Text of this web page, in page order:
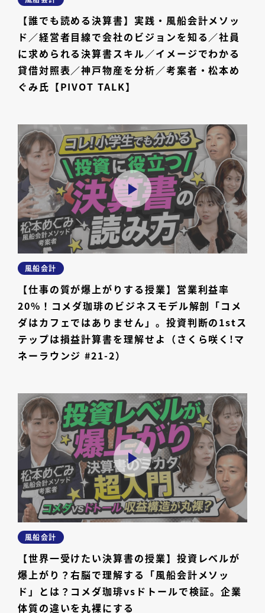
【誰でも読める決算書】実践・風船会計メソッ
ド／経営者目線で会社のビジョンを知る／社員
に求められる決算書スキル／イメージでわかる
貸借対照表／神戸物産を分析／考案者・松本め
ぐみ氏【PIVOT TALK】
風船会計
【仕事の質が爆上がりする授業】営業利益率
20%！コメダ珈琲のビジネスモデル解剖「コメ
ダはカフェではありません」。投資判断の1stス
テップは損益計算書を理解せよ（さくら咲く!マ
ネーラウンジ #21-2）
風船会計
【世界一受けたい決算書の授業】投資レベルが
爆上がり？右脳で理解する「風船会計メソッ
ド」とは？コメダ珈琲vsドトールで検証。企業
体質の違いを丸裸にする